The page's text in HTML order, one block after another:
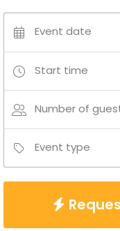
Event date
Start time
Number of
Event type